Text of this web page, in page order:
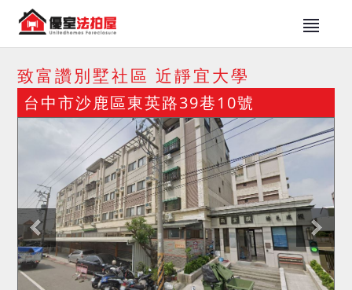
致富讚別墅社區 近靜宜大學
台中市沙鹿區東英路39巷10號